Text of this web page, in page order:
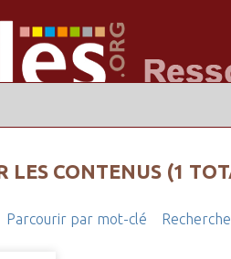
LES CONTENUS (1
Parcourir par mot-clé